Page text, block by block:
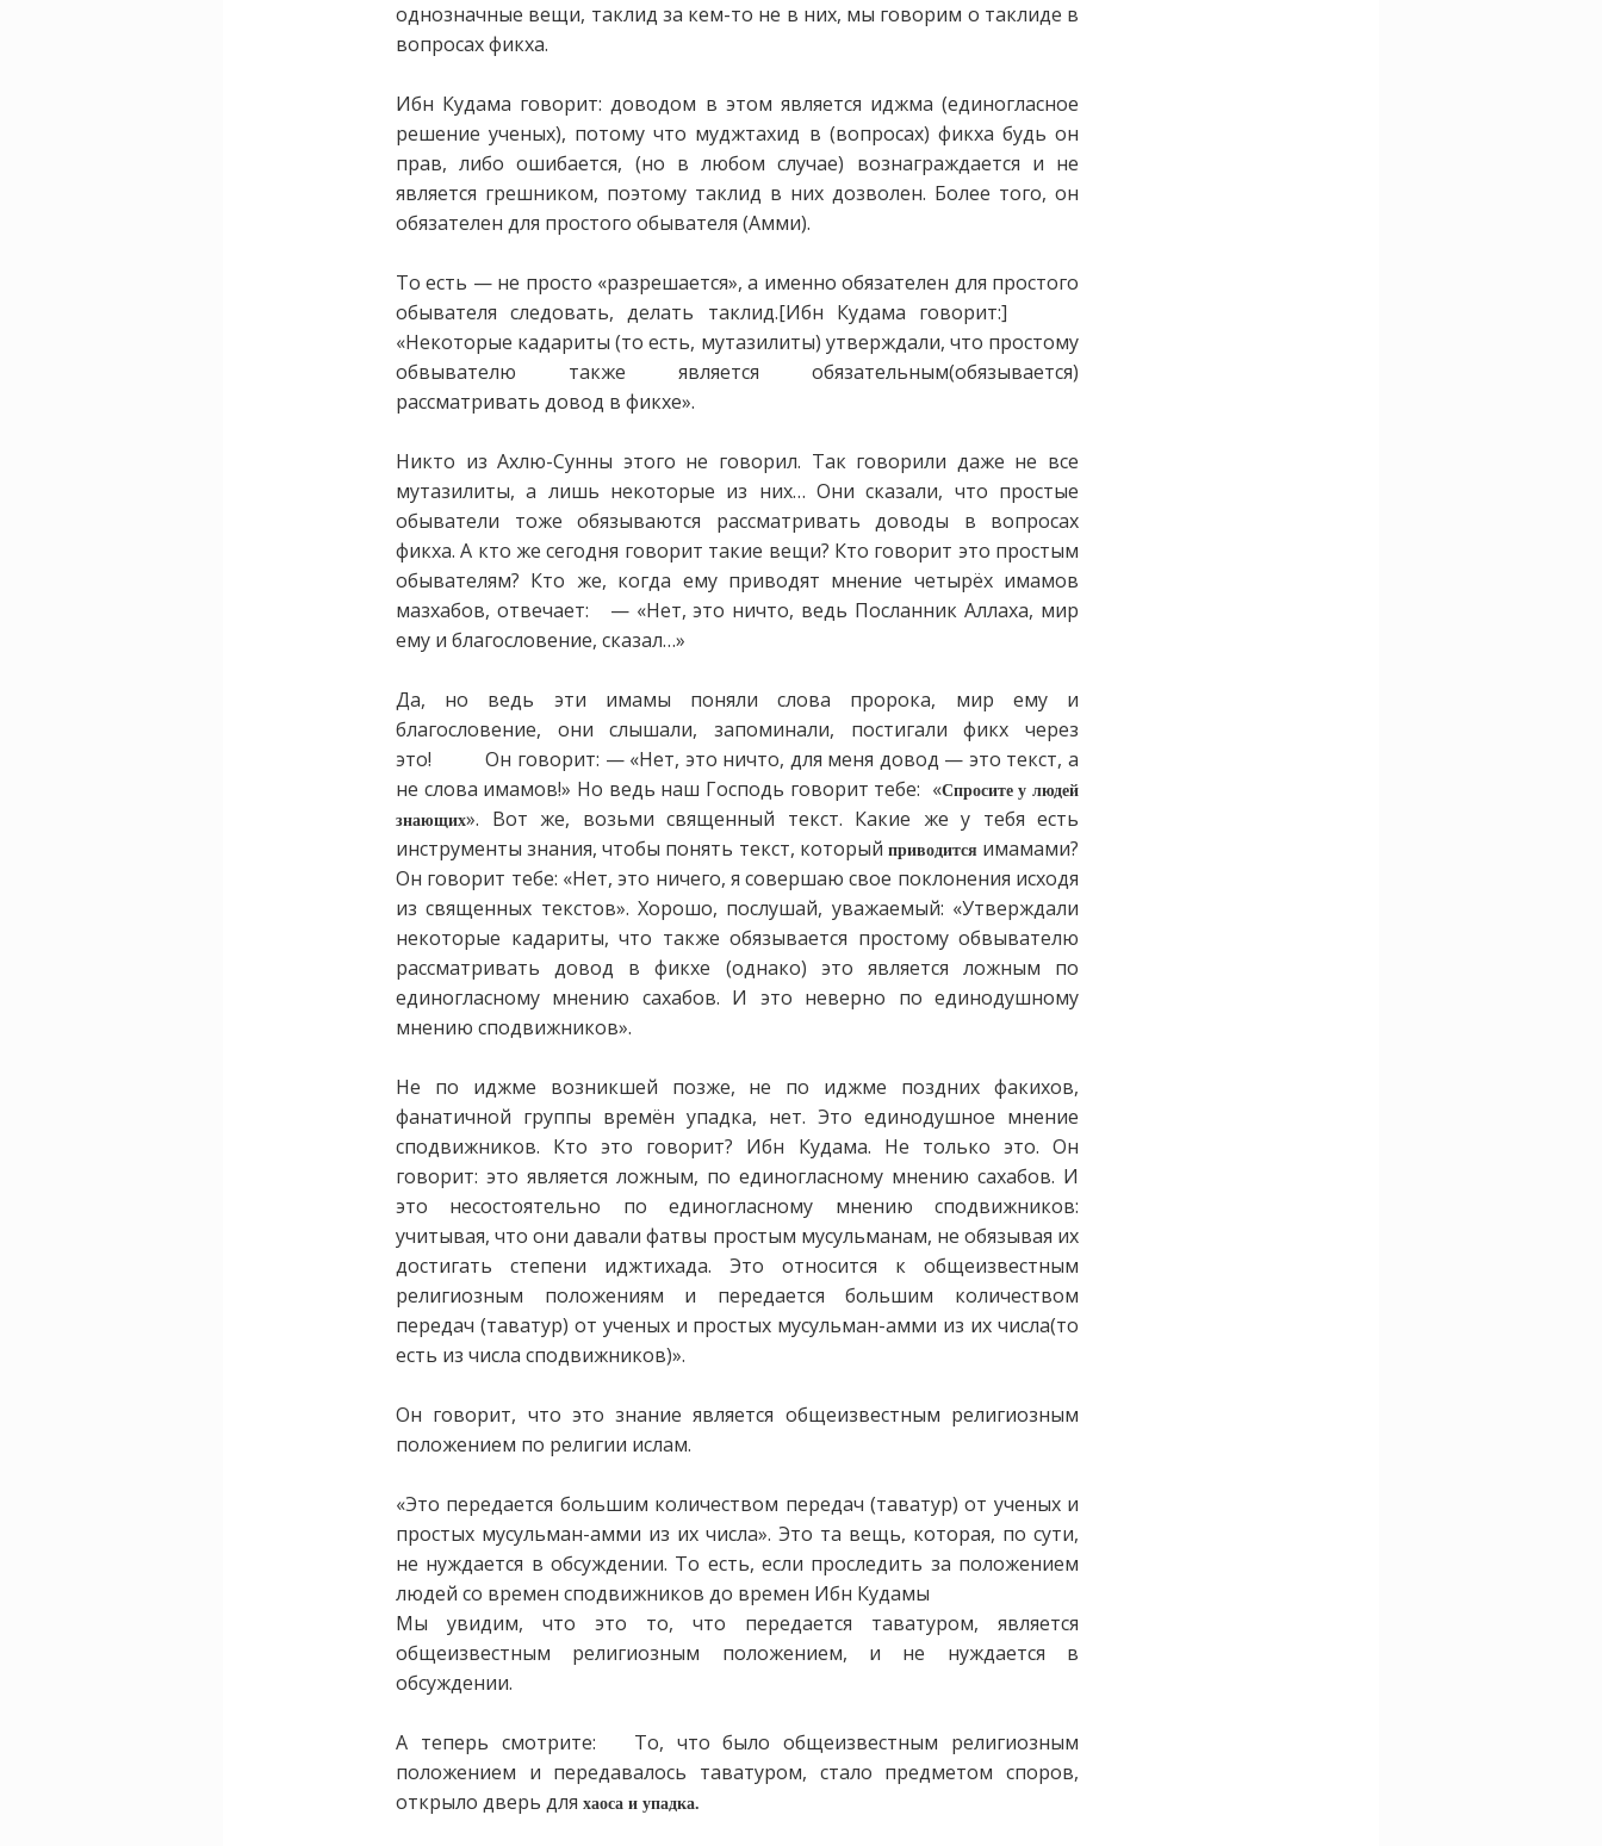
однозначные вещи, таклид за кем-то не в них, мы говорим о таклиде в
вопросах фикха.
Ибн Кудама говорит: доводом в этом является иджма (единогласное
решение ученых), потому что муджтахид в (вопросах) фикха будь он
прав, либо ошибается, (но в любом случае) вознаграждается и не
является грешником, поэтому таклид в них дозволен. Более того, он
обязателен для простого обывателя (Амми).
То есть — не просто «разрешается», а именно обязателен для простого
обывателя следовать, делать таклид.[Ибн Кудама говорит:]
«Некоторые кадариты (то есть, мутазилиты) утверждали, что простому
обвывателю также является обязательным(обязывается)
рассматривать довод в фикхе».
Никто из Ахлю-Сунны этого не говорил. Так говорили даже не все
мутазилиты, а лишь некоторые из них… Они сказали, что простые
обыватели тоже обязываются рассматривать доводы в вопросах
фикха. А кто же сегодня говорит такие вещи? Кто говорит это простым
обывателям? Кто же, когда ему приводят мнение четырёх имамов
мазхабов, отвечает: — «Нет, это ничто, ведь Посланник Аллаха, мир
ему и благословение, сказал…»
Да, но ведь эти имамы поняли слова пророка, мир ему и
благословение, они слышали, запоминали, постигали фикх через
это! Он говорит: — «Нет, это ничто, для меня довод — это текст, а
не слова имамов!» Но ведь наш Господь говорит тебе: «Спросите у людей
знающих». Вот же, возьми священный текст. Какие же у тебя есть
инструменты знания, чтобы понять текст, который приводится имамами?
Он говорит тебе: «Нет, это ничего, я совершаю свое поклонения исходя
из священных текстов». Хорошо, послушай, уважаемый: «Утверждали
некоторые кадариты, что также обязывается простому обвывателю
рассматривать довод в фикхе (однако) это является ложным по
единогласному мнению сахабов. И это неверно по единодушному
мнению сподвижников».
Не по иджме возникшей позже, не по иджме поздних факихов,
фанатичной группы времён упадка, нет. Это единодушное мнение
сподвижников. Кто это говорит? Ибн Кудама. Не только это. Он
говорит: это является ложным, по единогласному мнению сахабов. И
это несостоятельно по единогласному мнению сподвижников:
учитывая, что они давали фатвы простым мусульманам, не обязывая их
достигать степени иджтихада. Это относится к общеизвестным
религиозным положениям и передается большим количеством
передач (таватур) от ученых и простых мусульман-амми из их числа(то
есть из числа сподвижников)».
Он говорит, что это знание является общеизвестным религиозным
положением по религии ислам.
«Это передается большим количеством передач (таватур) от ученых и
простых мусульман-амми из их числа». Это та вещь, которая, по сути,
не нуждается в обсуждении. То есть, если проследить за положением
людей со времен сподвижников до времен Ибн Кудамы
Мы увидим, что это то, что передается таватуром, является
общеизвестным религиозным положением, и не нуждается в
обсуждении.
А теперь смотрите: То, что было общеизвестным религиозным
положением и передавалось таватуром, стало предметом споров,
открыло дверь для хаоса и упадка.